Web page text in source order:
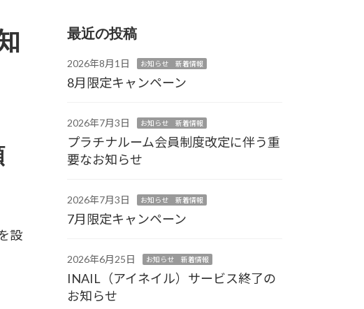
設
最近の投稿
2026年8月1日 お知らせ 新着情報
8月限定キャンペーン
2026年7月3日 お知らせ 新着情報
プラチナルーム会員制度改定に伴う重
要なお知らせ
2026年7月3日 お知らせ 新着情報
7月限定キャンペーン
2026年6月25日 お知らせ 新着情報
INAIL（アイネイル）サービス終了の
お知らせ